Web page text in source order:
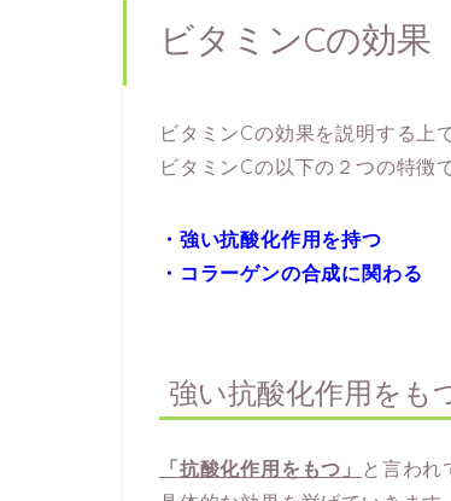
ビタミンCの効果
ビタミンCの効果を説明する上
ビタミンCの以下の２つの特徴
・強い抗酸化作用を持つ
・コラーゲンの合成に関わる
強い抗酸化作用をも
「抗酸化作用をもつ」
と言われ